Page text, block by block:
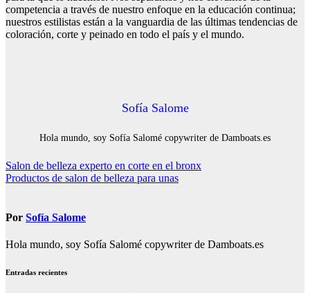
competencia a través de nuestro enfoque en la educación continua;
nuestros estilistas están a la vanguardia de las últimas tendencias de
coloración, corte y peinado en todo el país y el mundo.
Sofía Salome
Hola mundo, soy Sofía Salomé copywriter de Damboats.es
Navegación
de
Salon de belleza experto en corte en el bronx
Productos de salon de belleza para unas
Por Sofía Salome
Hola mundo, soy Sofía Salomé copywriter de Damboats.es
Entradas recientes